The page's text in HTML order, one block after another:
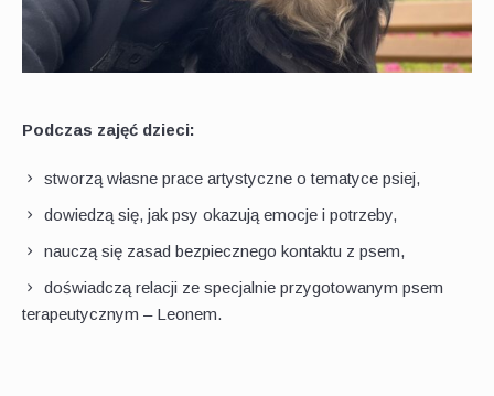
Podczas zajęć dzieci:
stworzą własne prace artystyczne o tematyce psiej,
dowiedzą się, jak psy okazują emocje i potrzeby,
nauczą się zasad bezpiecznego kontaktu z psem,
doświadczą relacji ze specjalnie przygotowanym psem
terapeutycznym – Leonem.